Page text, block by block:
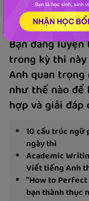
VOCA đăng lúc 16:41
Bạn đang
trong kỳ thi
Anh quan trọng
như thế nào để
hợp và giải đáp
10 cấu trúc
ngày thi
Academic
Viết tiếng Anh
"How to Perfect
bạn thành thục